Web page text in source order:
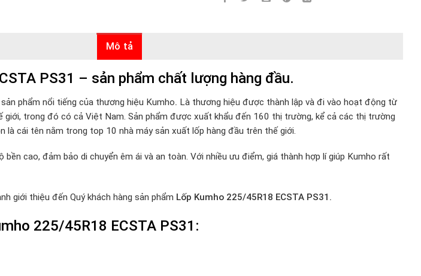
Mô tả
PS31 – sản phẩm chất lượng hàng đầu.
phẩm nổi tiếng của thương hiệu Kumho. Là thương hiệu được thành lập và đi vào hoạt động từ
giới, trong đó có cả Việt Nam. Sản phẩm được xuất khẩu đến 160 thị trường, kể cả các thị trường
là cái tên nằm trong top 10 nhà máy sản xuất lốp hàng đầu trên thế giới.
cao, đảm bảo di chuyển êm ái và an toàn. Với nhiều ưu điểm, giá thành hợp lí giúp Kumho rất
giới thiệu đến Quý khách hàng sản phẩm Lốp Kumho 225/45R18 ECSTA PS31.
225/45R18 ECSTA PS31: